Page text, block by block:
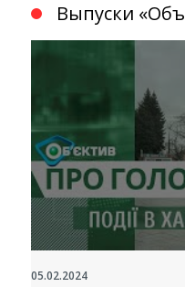
Выпуски
05.02.2024